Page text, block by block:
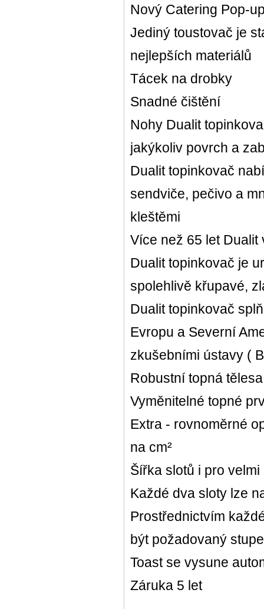
Nový Catering Pop-
Jediný toustovač je
nejlepších materiálů
Tácek na drobky
Snadné čištění
Nohy Dualit
jakýkoliv povrch a
Dualit topinkovač
sendviče, pečivo a
kleštěmi
Více než 65 let
Dualit topinkovač je
spolehlivě křupavé,
Dualit topinkovač
Evropu a Severní
zkušebními ústavy (
Robustní topná
Vyměnitelné topné
Extra - rovnoměrné
na cm²
Šířka slotů i pro
Každé dva sloty lze
Prostřednictvím
být požadovaný
Toast se vysune
Záruka 5 let